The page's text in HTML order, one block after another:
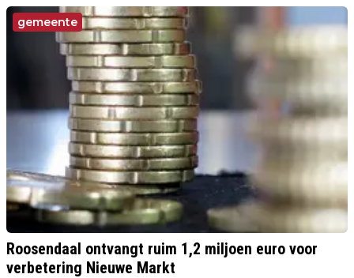
gemeente
Roosendaal ontvangt ruim 1,2 miljoen euro voor
verbetering Nieuwe Markt